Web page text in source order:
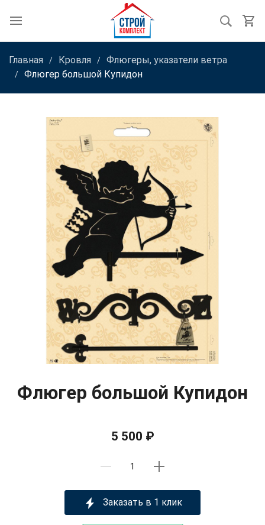
Главная Кровля
Флюгеры, указатели ветра
Флюгер большой Купидон
Флюгер большой Купидон
5 500 ₽
Заказать в 1 клик